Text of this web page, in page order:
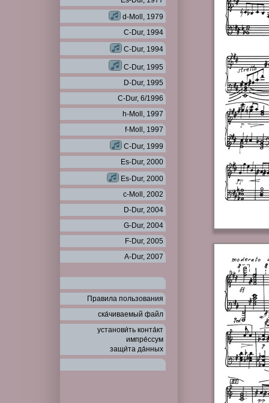
d-Moll, 1979
C-Dur, 1994
C-Dur, 1994
C-Dur, 1995
D-Dur, 1995
C-Dur, 6/1996
h-Moll, 1997
f-Moll, 1997
C-Dur, 1999
Es-Dur, 2000
Es-Dur, 2000
c-Moll, 2002
D-Dur, 2004
G-Dur, 2004
F-Dur, 2005
A-Dur, 2007
Правила пользования
ска́чиваемый файл
установи́ть конта́кт
импре́ссум
защи́та да́нных